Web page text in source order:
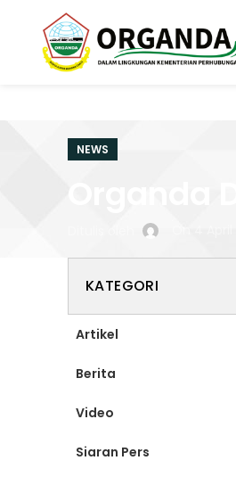
NEWS
Organda
KATEGORI
Artikel
Berita
Video
Siaran Pers